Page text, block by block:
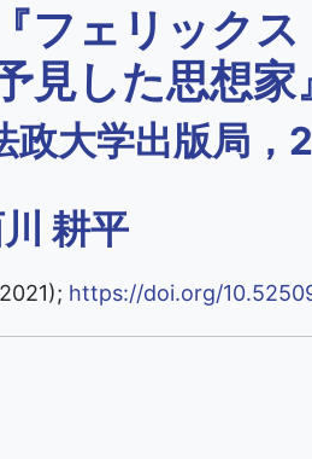
フェリックス
見した思想家
政大学出版局，
耕平
https://doi.org/